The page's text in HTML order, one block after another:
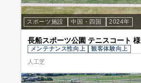
スポーツ施設 中国・四国 2024年
長船スポーツ公園 テニスコート 様
メンテナンス性向上
観客体験向上
人工芝